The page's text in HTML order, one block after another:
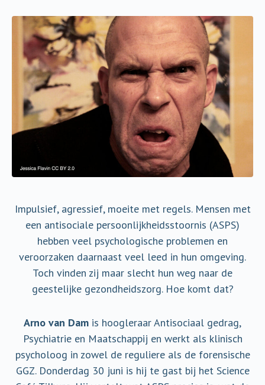
Impulsief, agressief, moeite met regels. Mensen met
een antisociale persoonlijkheidsstoornis (ASPS)
hebben veel psychologische problemen en
veroorzaken daarnaast veel leed in hun omgeving.
Toch vinden zij maar slecht hun weg naar de
geestelijke gezondheidszorg. Hoe komt dat?
Arno van Dam is hoogleraar Antisociaal gedrag,
Psychiatrie en Maatschappij en werkt als klinisch
psycholoog in zowel de reguliere als de forensische
GGZ. Donderdag 30 juni is hij te gast bij het Science